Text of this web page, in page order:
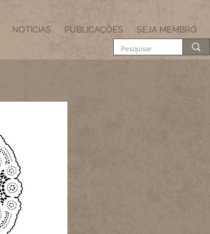
NOTÍCIAS PUBLICAÇÕES SEJA MEMBRO